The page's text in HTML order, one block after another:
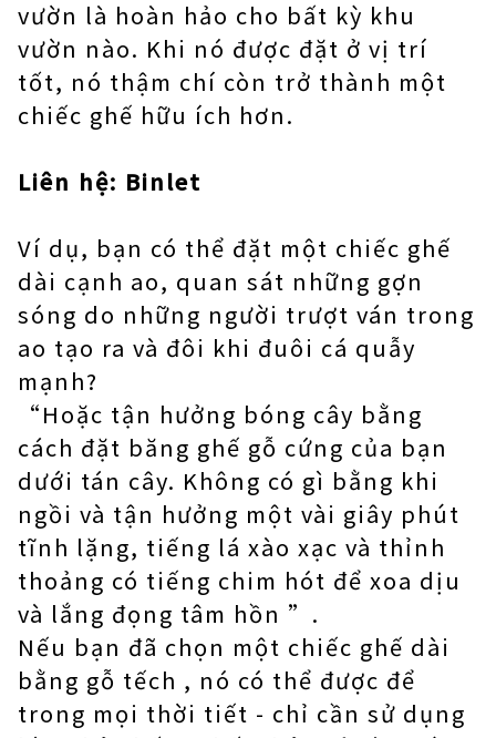
vườn là hoàn hảo cho bất kỳ khu
vườn nào. Khi nó được đặt ở vị trí
tốt, nó thậm chí còn trở thành một
chiếc ghế hữu ích hơn.
Liên hệ: Binlet
Ví dụ, bạn có thể đặt một chiếc ghế
dài cạnh ao, quan sát những gợn
sóng do những người trượt ván trong
ao tạo ra và đôi khi đuôi cá quẫy
mạnh?
“Hoặc tận hưởng bóng cây bằng
cách đặt băng ghế gỗ cứng của bạn
dưới tán cây. Không có gì bằng khi
ngồi và tận hưởng một vài giây phút
tĩnh lặng, tiếng lá xào xạc và thỉnh
thoảng có tiếng chim hót để xoa dịu
và lắng đọng tâm hồn ”.
Nếu bạn đã chọn một chiếc ghế dài
bằng gỗ tếch , nó có thể được để
trong mọi thời tiết - chỉ cần sử dụng